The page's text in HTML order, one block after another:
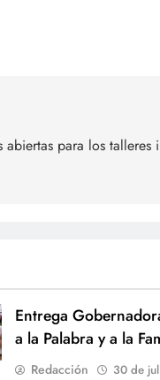
abiertas para los talleres
Entrega
a la Palabra y a la
Redacción 30 de